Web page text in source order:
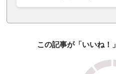
この記事が「いいね！